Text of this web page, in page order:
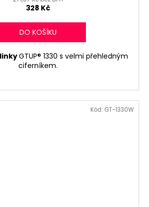
328 Kč
DO KOŠÍKU
GTUP® 1330 s velmi přehledným
ciferníkem.
Kód: GT-1330W